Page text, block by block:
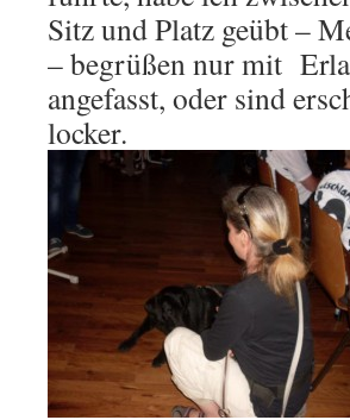
Sitz und Platz geübt –
– begrüßen nur mit
angefasst, oder sind
locker.